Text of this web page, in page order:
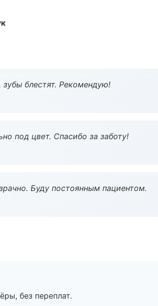
блестят. Рекомендую!
под цвет. Спасибо за заботу!
Буду постоянным пациентом.
без переплат.